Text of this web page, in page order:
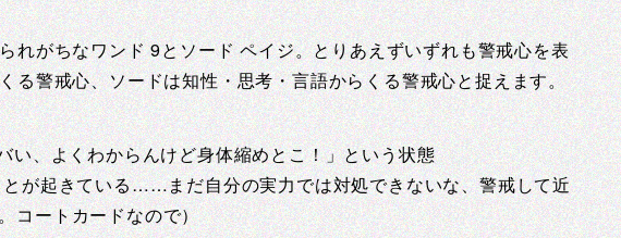
れがちなワンド 9とソード ペイジ。とりあえずいずれも警戒心を表
る警戒心、ソードは知性・思考・言語からくる警戒心と捉えます。
い、よくわからんけど身体縮めとこ！」という状態
が起きている……まだ自分の実力では対処できないな、警戒して近
コートカードなので）